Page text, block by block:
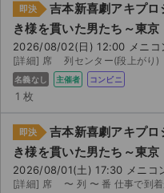
手数料・お支払い方法
AIに質問する
よくある質問
お知らせ
即決
吉本新喜劇アキプ
き様を貫いた男たち～東京
2026/08/02(日) 12:00 メニコ
名義なし 主催者 コンビニ
1 枚
即決
吉本新喜劇アキプ
き様を貫いた男たち～東京
2026/08/01(土) 17:30 メニコ